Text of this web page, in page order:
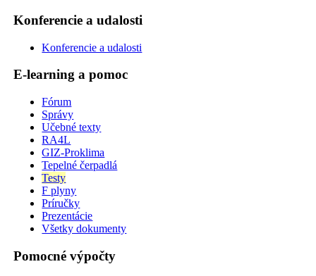
Konferencie a udalosti
Konferencie a udalosti
E-learning a pomoc
Fórum
Správy
Učebné texty
RA4L
GIZ-Proklima
Tepelné čerpadlá
Testy
F plyny
Príručky
Prezentácie
Všetky dokumenty
Pomocné výpočty